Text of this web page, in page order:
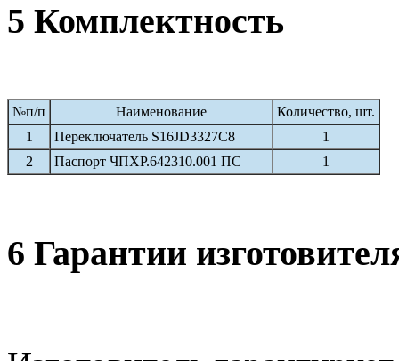
5 Комплектность
№п/п Наименование
Количество, шт.
1
Переключатель S16JD3327C8
1
2
Паспорт ЧПХР.642310.001 ПС 1
6 Гарантии